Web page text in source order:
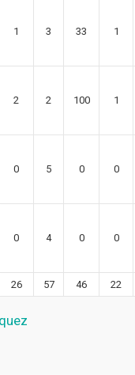
1 3 33 1
2 2 100 1
0 5 0 0
0 4 0 0
26 57 46 22